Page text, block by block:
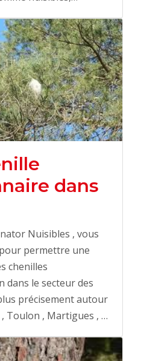
dans
Nuisibles , vous
permettre une
chenilles
dans le secteur des
précisement autour
Toulon , Martigues , …